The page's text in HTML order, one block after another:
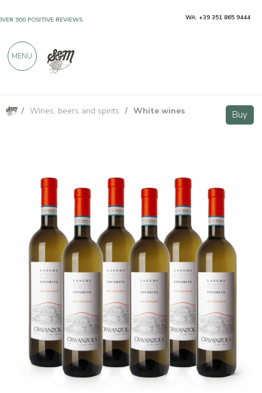
/ Wines, beers and spirits / White wines Buy
Buy
900 POSITIVE REVIEWS WA: +39 351 865 9444
MENU